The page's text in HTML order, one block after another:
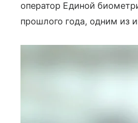
оператор Единой
прошлого года, одним из